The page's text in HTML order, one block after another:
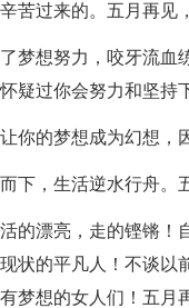
苦过来的。五月再见
梦想努力，咬牙流
疑过你会努力和坚持
你的梦想成为幻想，
下，生活逆水行舟。
的漂亮，走的铿锵
状的平凡人！不谈以
梦想的女人们！五月